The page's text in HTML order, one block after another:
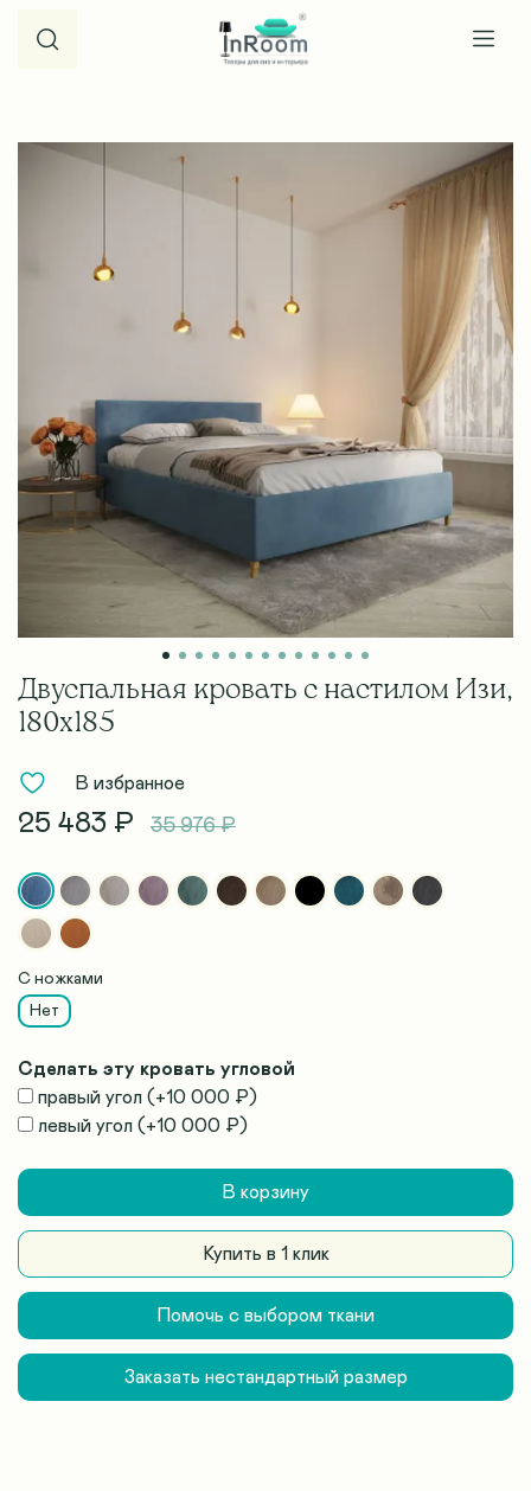
Двуспальная кровать с настилом Изи,
180х185
В избранное
25 483 ₽ 35 976 ₽
С ножками
Нет
Сделать эту кровать угловой
правый угол (+10 000 ₽)
левый угол (+10 000 ₽)
В корзину
Купить в 1 клик
Помочь с выбором ткани
Заказать нестандартный размер